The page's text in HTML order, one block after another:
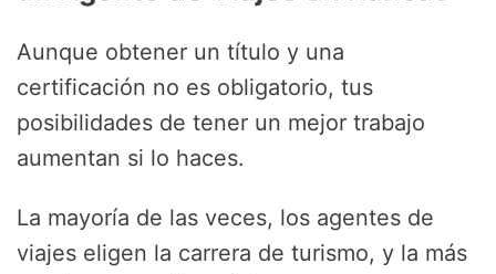
Aunque obtener un título y una
certificación no es obligatorio, tus
posibilidades de tener un mejor trabajo
aumentan si lo haces.
La mayoría de las veces, los agentes de
viajes eligen la carrera de turismo, y la más